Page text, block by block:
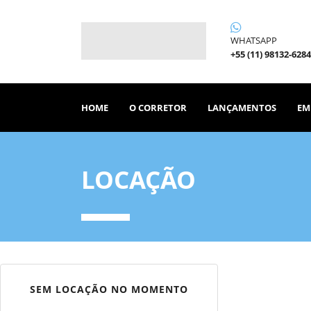
WHATSAPP
+55 (11) 98132-6284
HOME O CORRETOR LANÇAMENTOS
LOCAÇÃO
SEM LOCAÇÃO NO MOMENTO